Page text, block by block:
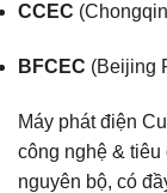
CCEC
BFCEC (Beijing
Máy phát điện
công nghệ & tiêu
nguyên bộ, có